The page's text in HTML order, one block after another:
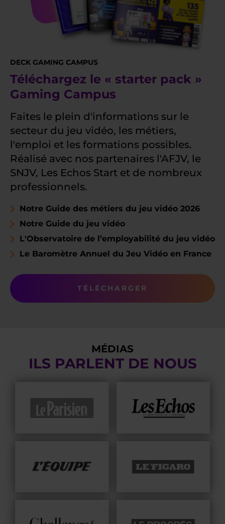
DECK GAMING CAMPUS
Téléchargez le « starter pack »
Gaming Campus
Faites le plein d'informations sur le
secteur du jeu vidéo, les métiers,
l'emploi et les formations possibles.
Réalisé avec nos partenaires l'AFJV, le
SNJV, Les Echos Start et de nombreux
professionnels.
Notre Guide des métiers du jeu vidéo 2026
Notre Guide du jeu vidéo
L'Observatoire de l’employabilité du jeu vidéo
Le Baromètre Annuel du Jeu Vidéo en France
TÉLÉCHARGER
MÉDIAS
ILS PARLENT DE NOUS